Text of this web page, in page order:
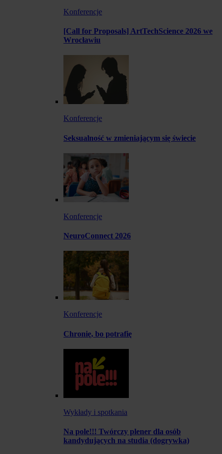
Konferencje
[Call for Proposals] ArtTechScience 2026 we
Wrocławiu
Konferencje
Seksualność w zmieniającym się świecie
Konferencje
NeuroConnect 2026
Konferencje
Chronię, bo potrafię
Wykłady i spotkania
Na pole!!! Twórczy plener dla osób
kandydujących na studia (dogrywka)